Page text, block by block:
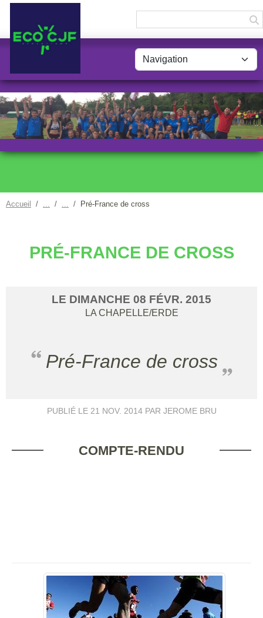
Accueil Pré-France de cross
PRÉ-FRANCE DE CROSS
LE DIMANCHE 08 FÉVR. 2015
LA CHAPELLE/ERDE
Pré-France de cross
PUBLIÉ LE 21 NOV. 2014PAR JEROME BRU
COMPTE-RENDU